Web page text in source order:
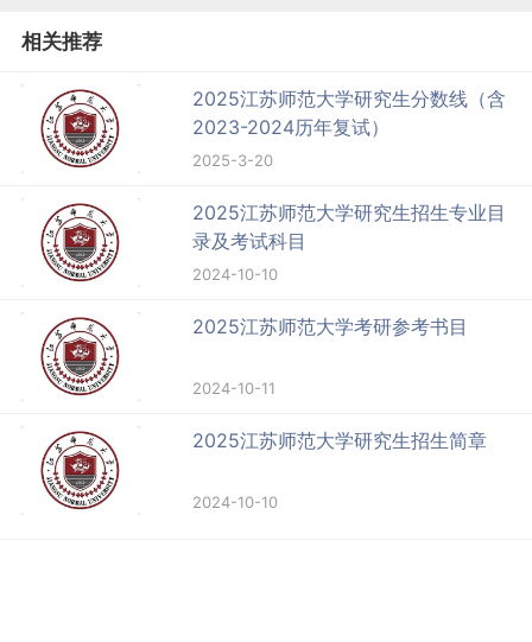
相关推荐
2025江苏师范大学研究生分数线（含
2023-2024历年复试）
2025-3-20
2025江苏师范大学研究生招生专业目
录及考试科目
2024-10-10
2025江苏师范大学考研参考书目
2024-10-11
2025江苏师范大学研究生招生简章
2024-10-10